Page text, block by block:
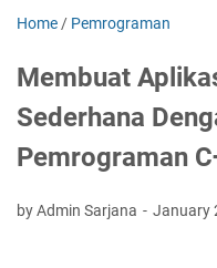
Home / Pemrograman
Membuat
Sederhana
Pemrograman
by Admin Sarjana January